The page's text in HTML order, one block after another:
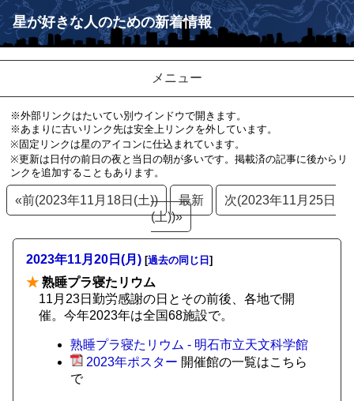
星が好きな人のための新着情報
メニュー
※外部リンクはたいてい別ウインドウで開きます。
※あまりに古いリンク先は安全上リンクを外しています。
※固定リンクは星のアイコンに仕込まれています。
※更新は日付の前日の夜と当日の朝が多いです。掲載済の記事に後からリ
ンクを追加することもあります。
«前(2023年11月18日(土)) 最新
次(2023年11月25日
(土))»
2023年11月20日(月) [過去の同じ日 ]
★ 熟睡プラ寝たリウム
11月23日勤労感謝の日とその前後、各地で開
催。今年2023年は全国68施設で。
熟睡プラ寝たリウム - 明石市立天文科学館
2023年ポスター 開催館の一覧はこちら
で